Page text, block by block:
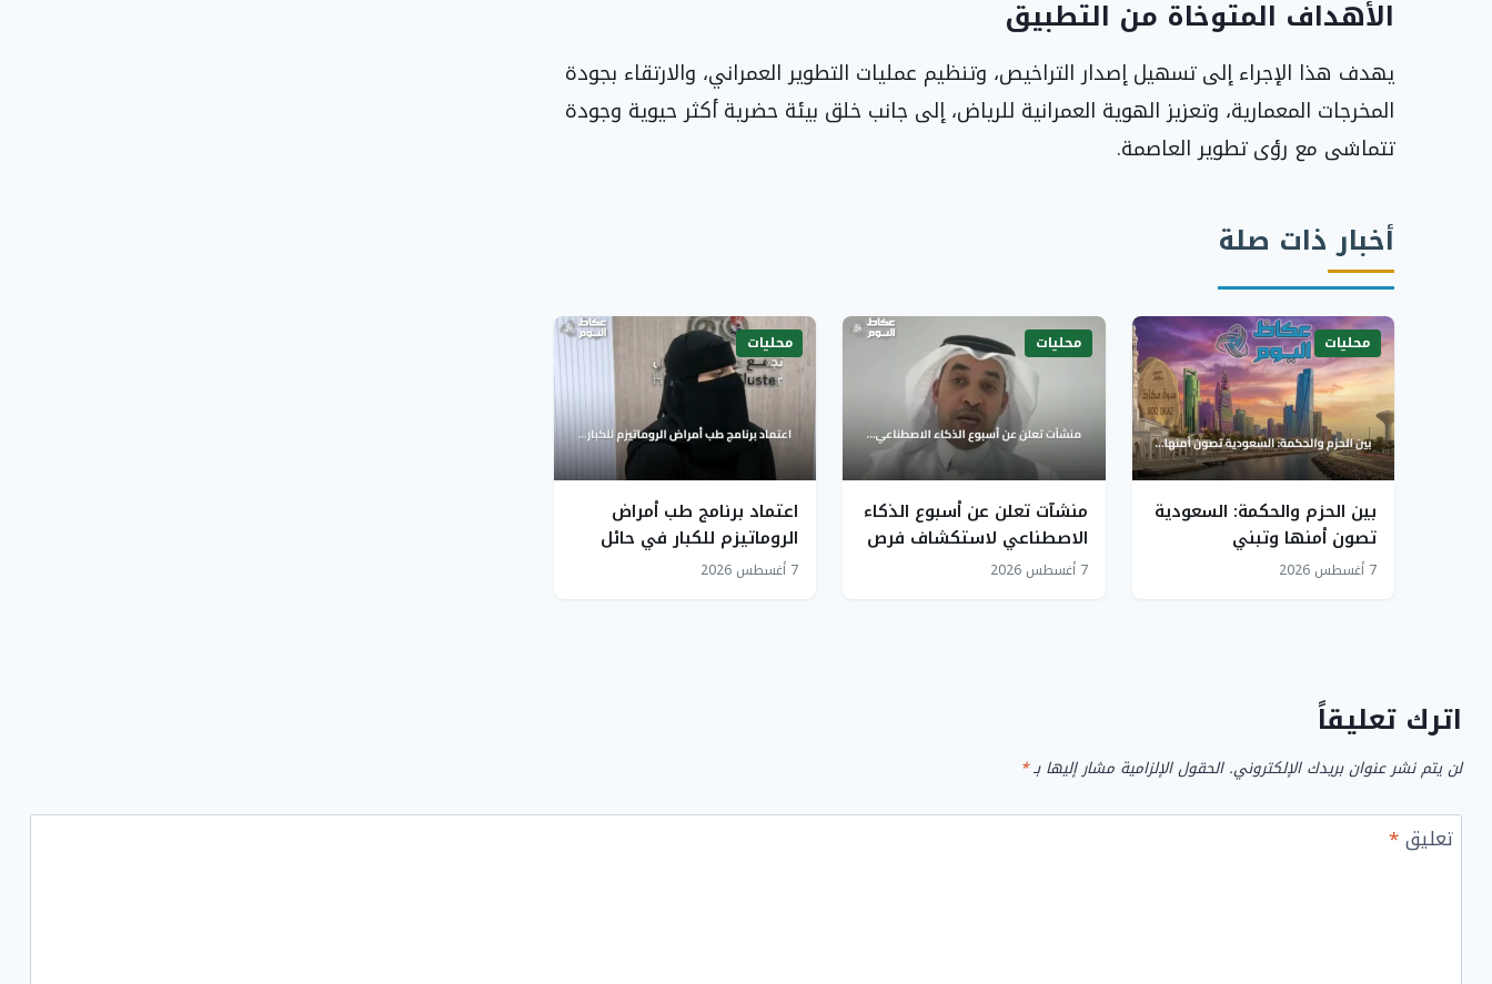
الأهداف المتوخاة من التطبيق
يهدف هذا الإجراء إلى تسهيل إصدار التراخيص، وتنظيم عمليات التطوير العمراني، والارتقاء بجودة
المخرجات المعمارية، وتعزيز الهوية العمرانية للرياض، إلى جانب خلق بيئة حضرية أكثر حيوية وجودة
تتماشى مع رؤى تطوير العاصمة.
أخبار ذات صلة
محليات
بين الحزم والحكمة: السعودية
تصون أمنها وتبني
مستقبلها وسط العواصف
7 أغسطس 2026
محليات
منشآت تعلن عن أسبوع الذكاء
الاصطناعي لاستكشاف فرص
الاستثمار
7 أغسطس 2026
محليات
اعتماد برنامج طب أمراض
الروماتيزم للكبار في حائل
يقلل حاجة المرضى للسفر
7 أغسطس 2026
اترك تعليقاً
لن يتم نشر عنوان بريدك الإلكتروني. الحقول الإلزامية مشار إليها بـ*
تعليق*